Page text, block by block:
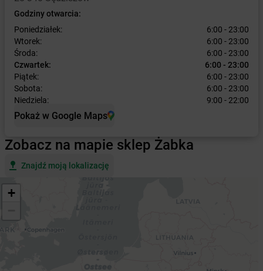
Godziny otwarcia:
Poniedziałek:
6:00 - 23:00
Wtorek:
6:00 - 23:00
Środa:
6:00 - 23:00
Czwartek:
6:00 - 23:00
Piątek:
6:00 - 23:00
Sobota:
6:00 - 23:00
Niedziela:
9:00 - 22:00
Pokaż w Google Maps
Zobacz na mapie sklep Żabka
Znajdź moją lokalizację
+